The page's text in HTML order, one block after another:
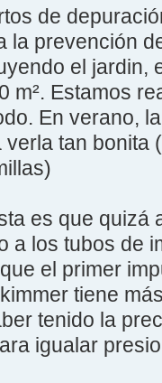
de
la prevención
el jardin,
m². Estamos
En verano,
tan bonita
es que quizá
a los tubos de
el primer
tiene
tenido la
igualar